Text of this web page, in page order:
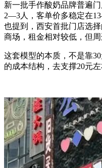
新一批手作酸奶品牌普遍
2—3人，客单价多稳定在
也提到，西安首批门店选
商场，租金相对较低，但周
这套模型的本质，不是靠
的成本结构，去支撑20元左